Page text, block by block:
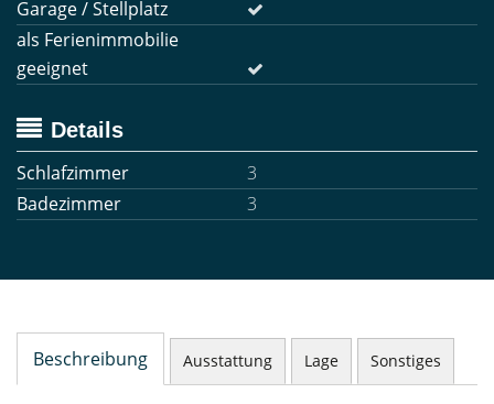
Garage / Stellplatz
als Ferienimmobilie
geeignet
Details
Schlafzimmer
3
Badezimmer
3
Beschreibung Ausstattung Lage Sonstiges